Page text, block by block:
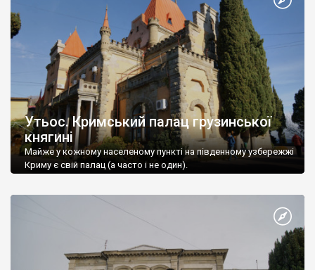
Утьос. Кримський палац грузинської
княгині
Майже у кожному населеному пункті на південному узбережжі
Криму є свій палац (а часто і не один).